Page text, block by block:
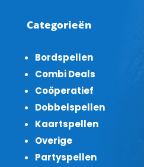
Categorieën
Bordspellen
Combi Deals
Coöperatief
Dobbelspellen
Kaartspellen
Overige
Partyspellen